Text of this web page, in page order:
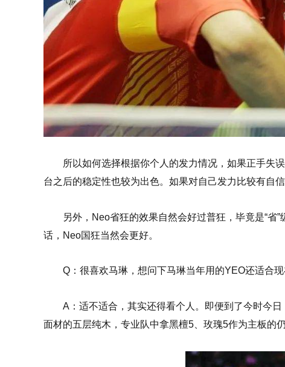
所以如何选择根据你个人的发力情况，如果正手失
台之后的稳定性也较为出色。如果对自己发力比较有自
另外，Neo省狂的效果自然会好过普狂，毕竟是“省
话，Neo国狂当然会更好。
Q：很喜欢马琳，想问下马琳当年用的YEO还适合现
A：适不适合，其实还得看个人。即便到了今时今
面材的五层纯木，专业队中拿黑檀5、玫瑰5作为主板的